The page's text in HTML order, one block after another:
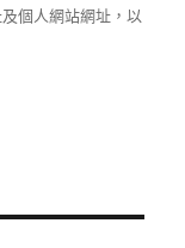
個人網站網址，以